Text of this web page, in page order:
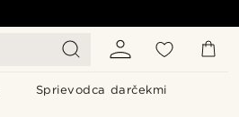
Sprievodca darčekmi